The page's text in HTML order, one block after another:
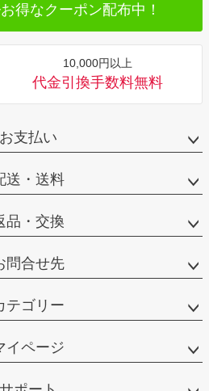
お得なクーポン配布中！
10,000円以上
代金引換手数料無料
お支払い
送・送料
品・交換
問合せ先
テゴリー
イページ